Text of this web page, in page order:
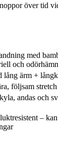
över tid
med
och
lång ärm +
följsam
andas och
–